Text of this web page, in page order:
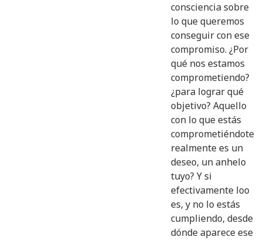
consciencia sobre
lo que queremos
conseguir con ese
compromiso. ¿Por
qué nos estamos
comprometiendo?
¿para lograr qué
objetivo? Aquello
con lo que estás
comprometiéndote
realmente es un
deseo, un anhelo
tuyo? Y si
efectivamente loo
es, y no lo estás
cumpliendo, desde
dónde aparece ese